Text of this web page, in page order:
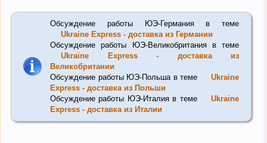
Обсуждение работы ЮЭ-Германия в теме
Ukraine Express - доставка из Германии
Обсуждение работы ЮЭ-Великобритания в теме
Ukraine Express - доставка из
Великобритании
Обсуждение работы ЮЭ-Польша в теме
Ukraine
Express - доставка из Польши
Обсуждение работы ЮЭ-Италия в теме
Ukraine
Express - доставка из Италии